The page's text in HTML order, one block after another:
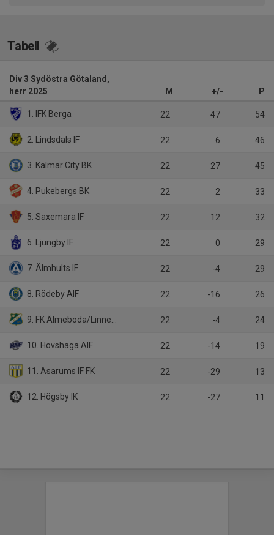
Tabell
Div 3 Sydöstra Götaland,
herr 2025
M +/- P
1. IFK Berga 22 47 54
2. Lindsdals IF 22 6 46
3. Kalmar City BK 22 27 45
4. Pukebergs BK 22 2 33
5. Saxemara IF 22 12 32
6. Ljungby IF 22 0 29
7. Älmhults IF 22 -4 29
8. Rödeby AIF 22 -16 26
9. FK Älmeboda/Linneryd 22 -4 24
10. Hovshaga AIF 22 -14 19
11. Asarums IF FK 22 -29 13
12. Högsby IK 22 -27 11